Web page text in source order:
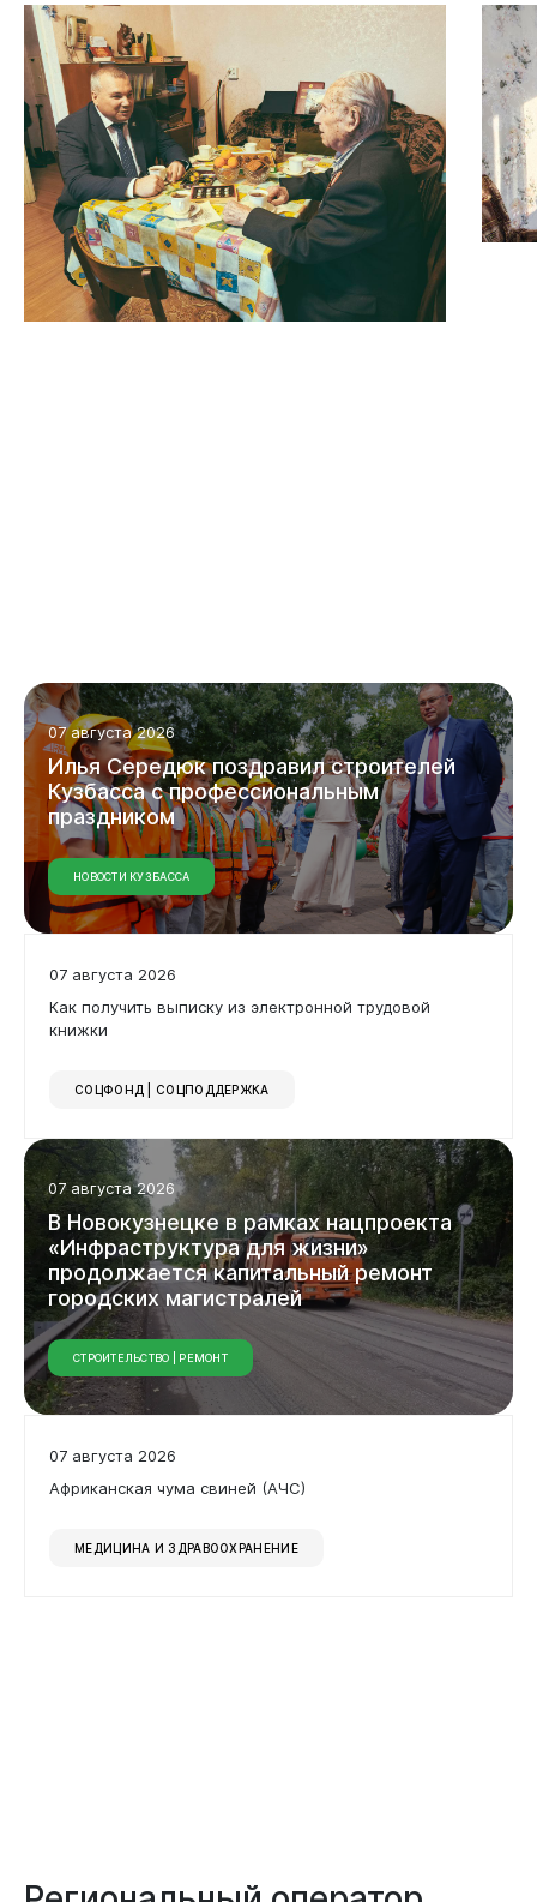
Горожанам
Бизнесу
Документы
07 августа 2026
ИльяСередюкпоздравилстроителей
Кузбассаспрофессиональным
праздником
НОВОСТИ КУЗБАССА
07 августа 2026
Как получить выписку из электронной трудовой
книжки
СОЦФОНД | СОЦПОДДЕРЖКА
07 августа 2026
В Новокузнецкеврамкахнацпроекта
«Инфраструктурадляжизни»
продолжаетсякапитальныйремонт
городских магистралей
СТРОИТЕЛЬСТВО | РЕМОНТ
07 августа 2026
Африканская чума свиней (АЧС)
МЕДИЦИНА И ЗДРАВООХРАНЕНИЕ